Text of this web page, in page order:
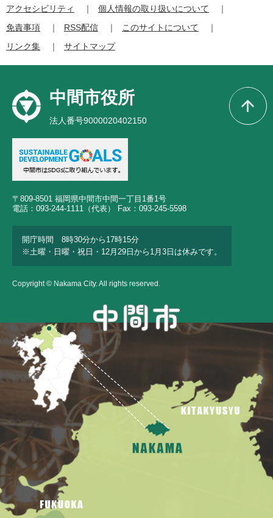
アクセシビリティ
個人情報の取り扱いについて
免責事項
RSS配信
このサイトについて
リンク集
サイトマップ
中間市役所
法人番号9000020402150
〒809-8501 福岡県中間市中間一丁目1番1号
電話：093-244-1111（代表） Fax：093-245-5598
開庁時間 8時30分から17時15分
※土曜・日曜・祝日・12月29日から1月3日は休みです。
Copyright © Nakama City. All rights reserved.